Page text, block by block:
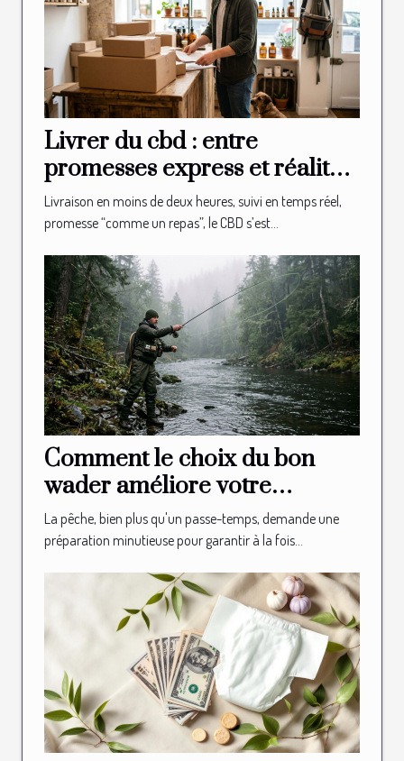
Livrer du cbd : entre
promesses express et réalité
logistique en boutique
Livraison en moins de deux heures, suivi en temps réel,
promesse “comme un repas”, le CBD s’est...
Comment le choix du bon
wader améliore votre
expérience de pêche ?
La pêche, bien plus qu'un passe-temps, demande une
préparation minutieuse pour garantir à la fois...